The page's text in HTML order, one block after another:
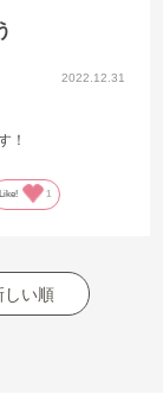
2022.12.31
！
Like! 1
しい順